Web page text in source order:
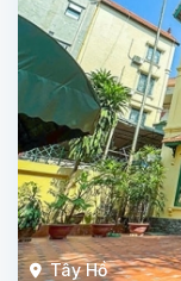
Tây Hồ